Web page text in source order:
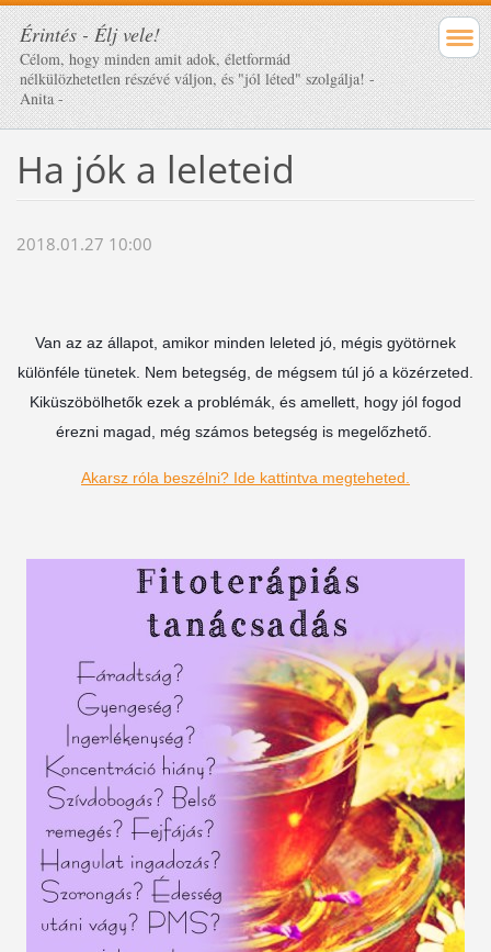
Érintés - Élj vele!
Célom, hogy minden amit adok, életformád
nélkülözhetetlen részévé váljon, és "jól léted" szolgálja! -
Anita -
Ha jók a leleteid
2018.01.27 10:00
Van az az állapot, amikor minden leleted jó, mégis gyötörnek
különféle tünetek. Nem betegség, de mégsem túl jó a közérzeted.
Kiküszöbölhetők ezek a problémák, és amellett, hogy jól fogod
érezni magad, még számos betegség is megelőzhető.
Akarsz róla beszélni? Ide kattintva megteheted.